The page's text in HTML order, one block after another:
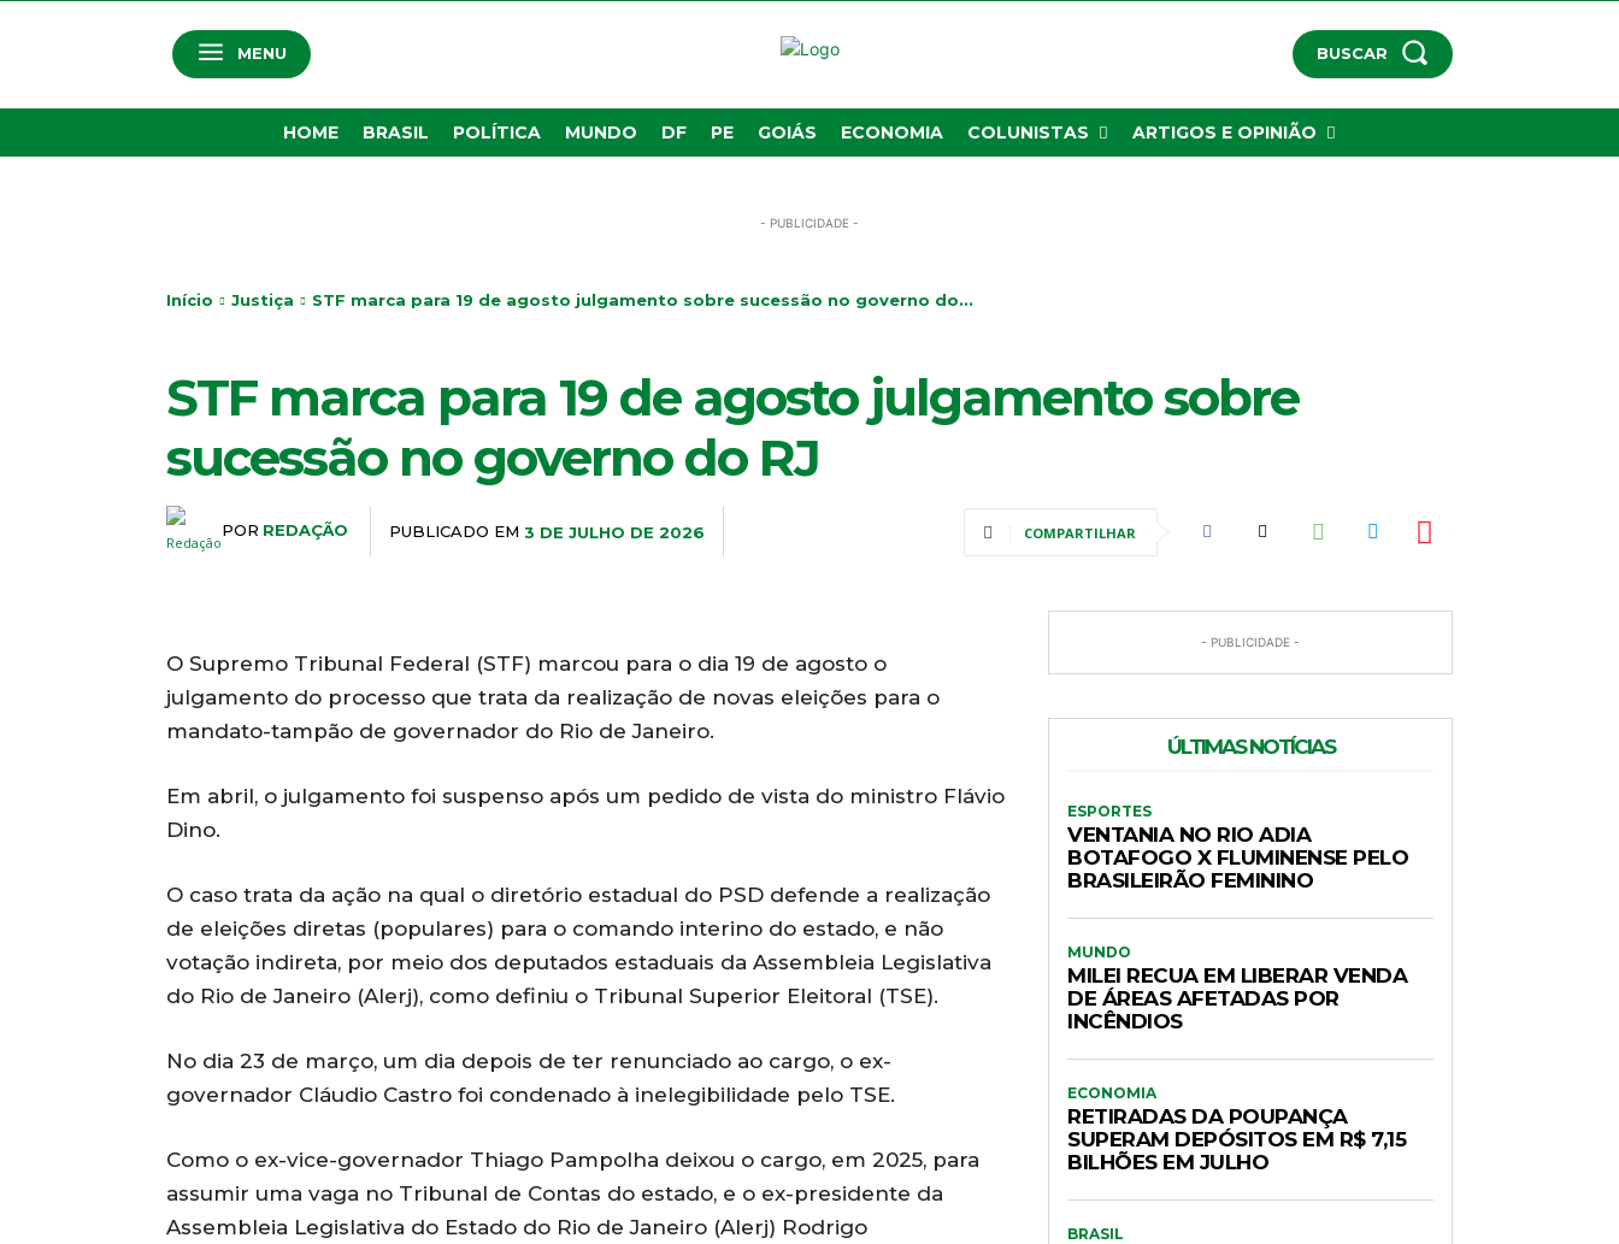
MENU BUSCAR
HOME BRASIL POLÍTICA MUNDO DF PE GOIÁS ECONOMIA COLUNISTAS ARTIGOS E OPINIÃO
- PUBLICIDADE -
Início Justiça STF marca para 19 de agosto julgamento sobre sucessão no governo do...
STF marca para 19 de agosto julgamento sobre
sucessão no governo do RJ
POR REDAÇÃO PUBLICADO EM 3 DE JULHO DE 2026 COMPARTILHAR
O Supremo Tribunal Federal (STF) marcou para o dia 19 de agosto o
julgamento do processo que trata da realização de novas eleições para o
mandato-tampão de governador do Rio de Janeiro.
Em abril, o julgamento foi suspenso após um pedido de vista do ministro Flávio
Dino.
O caso trata da ação na qual o diretório estadual do PSD defende a realização
de eleições diretas (populares) para o comando interino do estado, e não
votação indireta, por meio dos deputados estaduais da Assembleia Legislativa
do Rio de Janeiro (Alerj), como definiu o Tribunal Superior Eleitoral (TSE).
No dia 23 de março, um dia depois de ter renunciado ao cargo, o ex-
governador Cláudio Castro foi condenado à inelegibilidade pelo TSE.
Como o ex-vice-governador Thiago Pampolha deixou o cargo, em 2025, para
assumir uma vaga no Tribunal de Contas do estado, e o ex-presidente da
Assembleia Legislativa do Estado do Rio de Janeiro (Alerj) Rodrigo
- PUBLICIDADE -
ÚLTIMAS NOTÍCIAS
ESPORTES
VENTANIA NO RIO ADIA
BOTAFOGO X FLUMINENSE PELO
BRASILEIRÃO FEMININO
MUNDO
MILEI RECUA EM LIBERAR VENDA
DE ÁREAS AFETADAS POR
INCÊNDIOS
ECONOMIA
RETIRADAS DA POUPANÇA
SUPERAM DEPÓSITOS EM R$ 7,15
BILHÕES EM JULHO
BRASIL